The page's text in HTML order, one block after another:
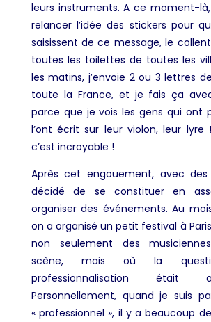
leurs instruments. A ce moment-là,
relancer l’idée des stickers pour
saisissent de ce message, le
toutes les toilettes de toutes les
les matins, j’envoie 2 ou 3 lettres
toute la France, et je fais ça
parce que je vois les gens qui ont
l’ont écrit sur leur violon, leur lyre
c’est incroyable !
Après cet engouement, avec des
décidé de se constituer en
organiser des événements. Au
on a organisé un petit festival à
non seulement des
scène, mais où la
professionnalisation était
Personnellement, quand je suis
« professionnel », il y a beaucoup